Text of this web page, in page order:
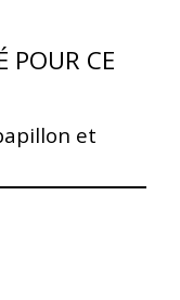
POUR CE
et